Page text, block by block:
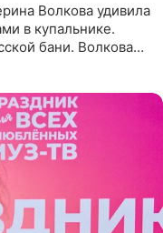
Волкова удивила
в купальнике.
бани. Волкова